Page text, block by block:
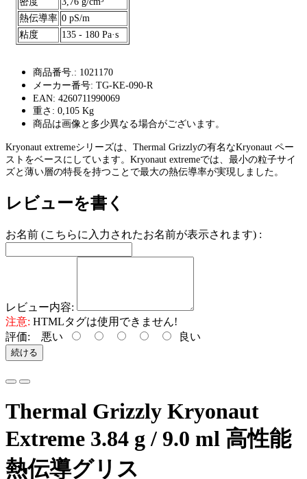
熱伝導率 0 pS/m
粘度
135 - 180 Pa·s
商品番号.: 1021170
メーカー番号: TG-KE-090-R
EAN: 4260711990069
重さ: 0,105 Kg
商品は画像と多少異なる場合がございます。
Kryonaut extremeシリーズは、Thermal Grizzlyの有名なKryonaut ペー
ストをベースにしています。Kryonaut extremeでは、最小の粒子サイ
ズと薄い層の特長を持つことで最大の熱伝導率が実現しました。
レビューを書く
お名前 (こちらに入力されたお名前が表示されます) :
レビュー内容:
注意: HTMLタグは使用できません!
評価: 悪い 良い
続ける
Thermal Grizzly Kryonaut
Extreme 3.84 g / 9.0 ml 高性能
熱伝導グリス